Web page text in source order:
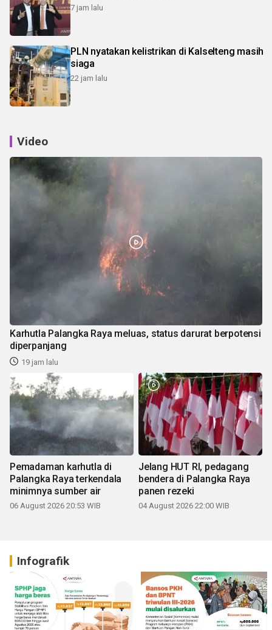
7 jam lalu
PLN nyatakan kelistrikan di Kalselteng masih
siaga
22 jam lalu
Video
Karhutla Palangka Raya meluas, status darurat berpotensi
diperpanjang
19 jam lalu
Pemadaman karhutla di
Palangka Raya terkendala
minimnya sumber air
06 August 2026 20:53 WIB
Jelang HUT RI, pedagang
bendera di Palangka Raya
panen rezeki
04 August 2026 22:00 WIB
Infografik